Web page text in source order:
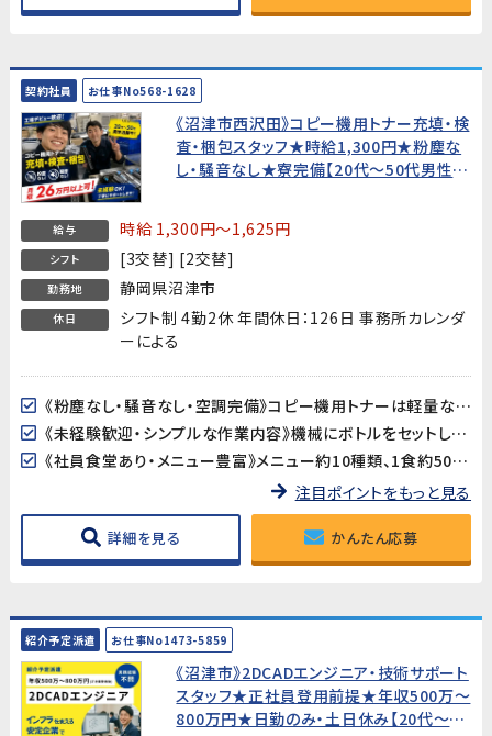
契約社員 お仕事No568-1628
《沼津市西沢田》コピー機用トナー充填・検
査・梱包スタッフ★時給1,300円★粉塵な
し・騒音なし★寮完備【20代〜50代男性活
給与 時給 1,300円～1,625円
シフト [3交替] [2交替]
勤務地 静岡県沼津市
休日
シフト制 4勤2休 年間休日：126日 事務所カレンダ
ーによる
《粉塵なし・騒音なし・空調完備》コピー機用トナーは軽量な粉末製品。重量物の取り扱いがなく、空調の効いた屋内での作業なので、季節を問わず快適に働けます。
《未経験歓迎・シンプルな作業内容》機械にボトルをセットして操作するだけのシンプルな作業です。資格・経験は一切不要なので、工場勤務が初めての方でも安心です。
《社員食堂あり・メニュー豊富》メニュー約10種類、1食約500円とお手頃価格。お昼の準備が不要で、毎日の食事もラクラクです。
注目ポイントをもっと見る
詳細を見る かんたん応募
紹介予定派遣 お仕事No1473-5859
《沼津市》2DCADエンジニア・技術サポート
スタッフ★正社員登用前提★年収500万〜
800万円★日勤のみ・土日休み【20代〜40